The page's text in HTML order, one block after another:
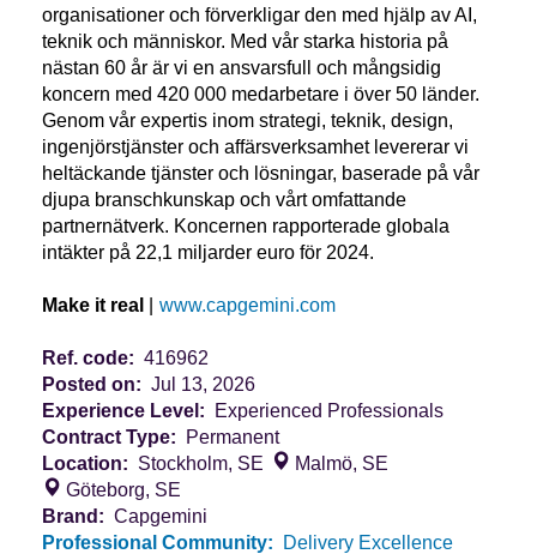
organisationer och förverkligar den med hjälp av AI,
teknik och människor. Med vår starka historia på
nästan 60 år är vi en ansvarsfull och mångsidig
koncern med 420 000 medarbetare i över 50 länder.
Genom vår expertis inom strategi, teknik, design,
ingenjörstjänster och affärsverksamhet levererar vi
heltäckande tjänster och lösningar, baserade på vår
djupa branschkunskap och vårt omfattande
partnernätverk. Koncernen rapporterade globala
intäkter på 22,1 miljarder euro för 2024.
Make it real www.capgemini.com
Ref. code: 416962
Posted on: Jul 13, 2026
Experience Level:
Experienced Professionals
Contract Type:
Permanent
Location: Stockholm, SE
Malmö, SE
Göteborg, SE
Brand: Capgemini
Professional Community:
Delivery Excellence